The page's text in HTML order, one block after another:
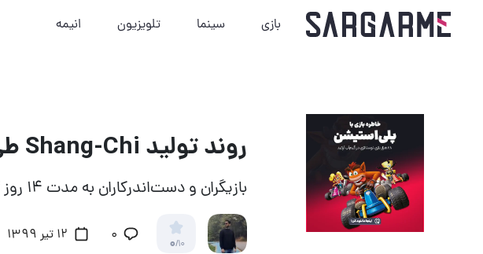
بازی سینما تلویزیون انیمه
روند تولید Shang-Chi طی هفته‌های آتی از سر گرفته می‌شود
بازیگران و دست‌اندرکاران به مدت ۱۴ روز قرنطینه خواهند بود
0/10 ۰ 12 تیر 1399